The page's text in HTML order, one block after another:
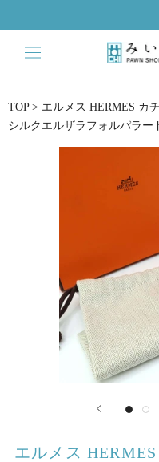
to
content
TOP > エルメス HERMES カ
シルクエルザラフォルパラー
エルメス